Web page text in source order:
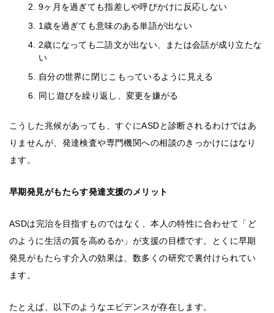
9ヶ月を過ぎても指差しや呼びかけに反応しない
1歳を過ぎても意味のある単語が出ない
2歳になっても二語文が出ない、または会話が成り立たな
い
自分の世界に閉じこもっているように見える
同じ遊びを繰り返し、変更を嫌がる
こうした兆候があっても、すぐにASDと診断されるわけではあ
りませんが、発達検査や専門機関への相談のきっかけにはなり
ます。
早期発見がもたらす発達支援のメリット
ASDは完治を目指すものではなく、本人の特性に合わせて「ど
のように生活の質を高めるか」が支援の目標です。とくに早期
発見がもたらす介入の効果は、数多くの研究で裏付けられてい
ます。
たとえば、以下のようなエビデンスが存在します。